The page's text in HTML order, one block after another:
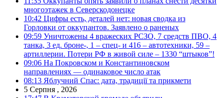
многоэтажек в Северскодонецке
10:42 Цифры есть, деталей нет: новая сводка из
Горловки от оккупантов. Заявлено о раненых
09:59 Уничтожены 4 вражеских РСЗО, 7 средств ПВО, 4
танка, 3 ед. броне-, 1 – спец- и 416 – автотехники, 59 –
артиллерии. Потери РФ в живой силе – 1330 “штыков”!
09:06 На Покровском и Константиновском
направлениях — одинаковое число атак
08:13 Яблучний Спас: дата, традиції та прикмети
5 Серпня , 2026